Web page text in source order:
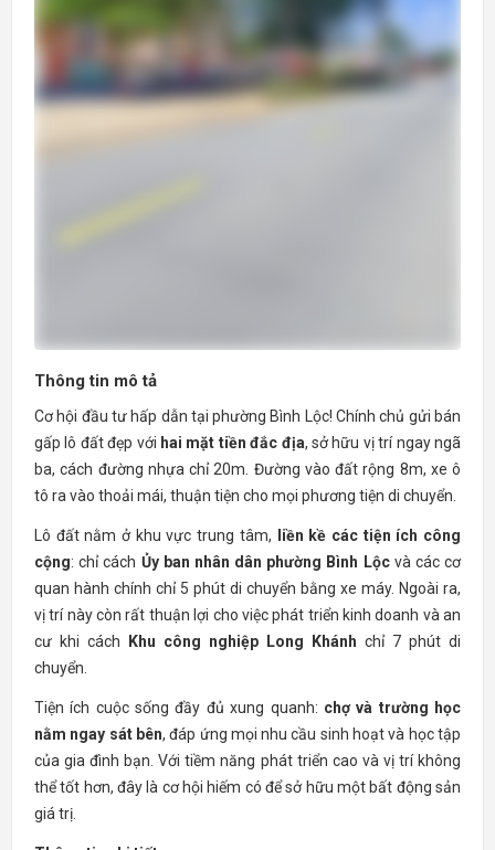
Thông tin mô tả
Cơ hội đầu tư hấp dẫn tại phường Bình Lộc! Chính chủ gửi bán
gấp lô đất đẹp với hai mặt tiền đắc địa, sở hữu vị trí ngay ngã
ba, cách đường nhựa chỉ 20m. Đường vào đất rộng 8m, xe ô
tô ra vào thoải mái, thuận tiện cho mọi phương tiện di chuyển.
Lô đất nằm ở khu vực trung tâm,
liền kề các tiện ích công
cộng: chỉ cách Ủy ban nhân dân phường Bình Lộcvà các cơ
quan hành chính chỉ 5 phút di chuyển bằng xe máy. Ngoài ra,
vị trí này còn rất thuận lợi cho việc phát triển kinh doanh và an
cư khi cách
Khu công nghiệp Long Khánh chỉ 7 phút di
chuyển.
Tiện ích cuộc sống đầy đủ xung quanh: chợ và trường học
nằm ngay sát bên, đáp ứng mọi nhu cầu sinh hoạt và học tập
của gia đình bạn. Với tiềm năng phát triển cao và vị trí không
thể tốt hơn, đây là cơ hội hiếm có để sở hữu một bất động sản
giá trị.